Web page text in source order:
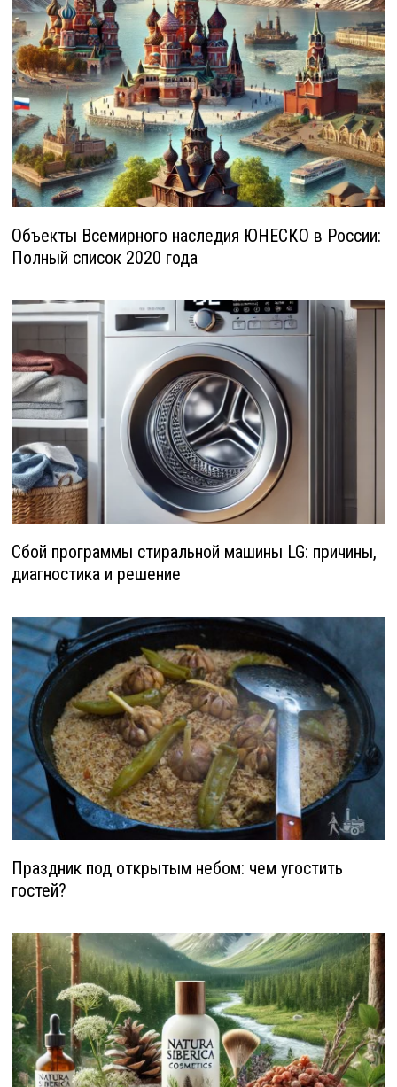
Объекты Всемирного наследия ЮНЕСКО в России:
Полный список 2020 года
Сбой программы стиральной машины LG: причины,
диагностика и решение
Праздник под открытым небом: чем угостить
гостей?